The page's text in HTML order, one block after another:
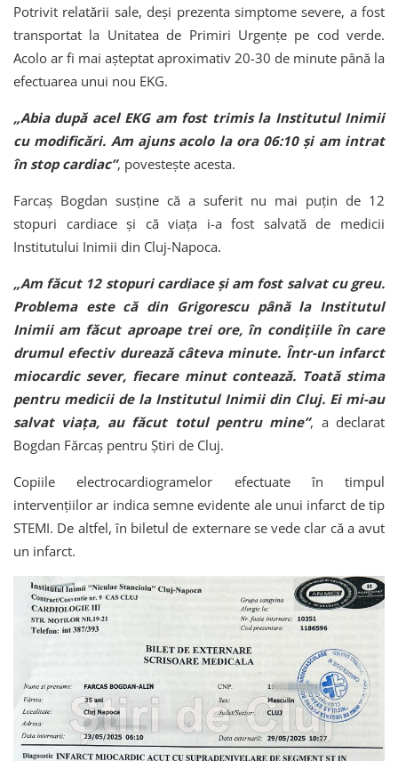
Potrivit relatării sale, deși prezenta simptome severe, a fost
transportat la Unitatea de Primiri Urgențe pe cod verde.
Acolo ar fi mai așteptat aproximativ 20-30 de minute până la
efectuarea unui nou EKG.
„Abia după acel EKG am fost trimis la Institutul Inimii
cu modificări. Am ajuns acolo la ora 06:10 și am intrat
în stop cardiac”, povestește acesta.
Farcaș Bogdan susține că a suferit nu mai puțin de 12
stopuri cardiace și că viața i-a fost salvată de medicii
Institutului Inimii din Cluj-Napoca.
„Am făcut 12 stopuri cardiace și am fost salvat cu greu.
Problema este că din Grigorescu până la Institutul
Inimii am făcut aproape trei ore, în condițiile în care
drumul efectiv durează câteva minute. Într-un infarct
miocardic sever, fiecare minut contează. Toată stima
pentru medicii de la Institutul Inimii din Cluj. Ei mi-au
salvat viața, au făcut totul pentru mine”, a declarat
Bogdan Fărcaș pentru Știri de Cluj.
Copiile electrocardiogramelor efectuate în timpul
intervențiilor ar indica semne evidente ale unui infarct de tip
STEMI. De altfel, în biletul de externare se vede clar că a avut
un infarct.